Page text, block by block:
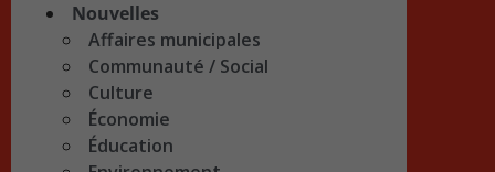
Nouvelles
Affaires municipales
Communauté / Social
Culture
Économie
Éducation